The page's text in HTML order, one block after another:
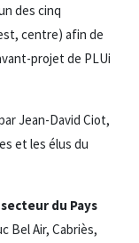
des cinq
centre) afin de
projet de PLUi
Jean-David Ciot,
et les élus du
du Pays
Bel Air, Cabriès,